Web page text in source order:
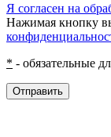
Я согласен на
Нажимая кнопку
* - обязательные
Отправить